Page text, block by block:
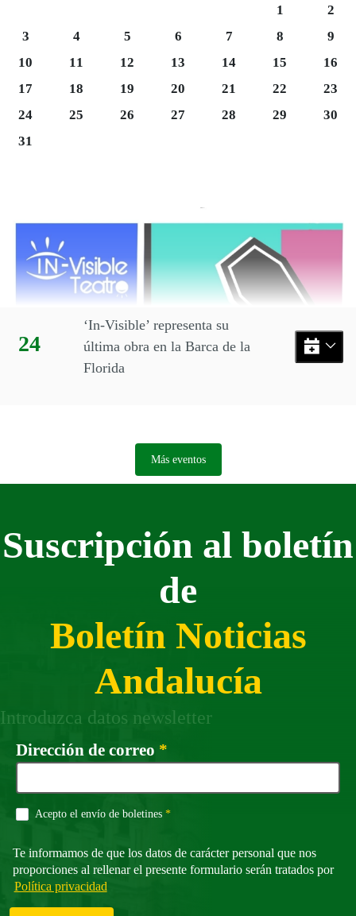
Sábado 1
1
2
Lunes 3
3 Martes 4
4 Miércoles 5
5 Jueves 6
6 Viernes 7
7 Sábado 8
8
9
Lunes 10
10 Martes 11
11 Miércoles 12
12 Jueves 13
13 Viernes 14
14 Sábado 15
15
16
Lunes 17
17 Martes 18
18 Miércoles 19
19 Jueves 20
20 Viernes 21
21 Sábado 22
22
23
24
Martes 25
25 Miércoles 26
26 Jueves 27
27 Viernes 28
28 Sábado 29
29
30
Lunes 31
31
Eventos disponibles en el
Día:
24
‘In-Visible’ representa su
última obra en la Barca de la
Florida
Más eventos
Suscripción al boletín
de
Boletín Noticias
Andalucía
Introduzca datos newsletter
Dirección de correo *
Acepto el envío de boletines *Campo obligatorio
Te informamos de que los datos de carácter personal que nos
proporciones al rellenar el presente formulario serán tratados por
Política privacidad